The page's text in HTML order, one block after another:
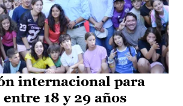
internacional para
18 y 29 años